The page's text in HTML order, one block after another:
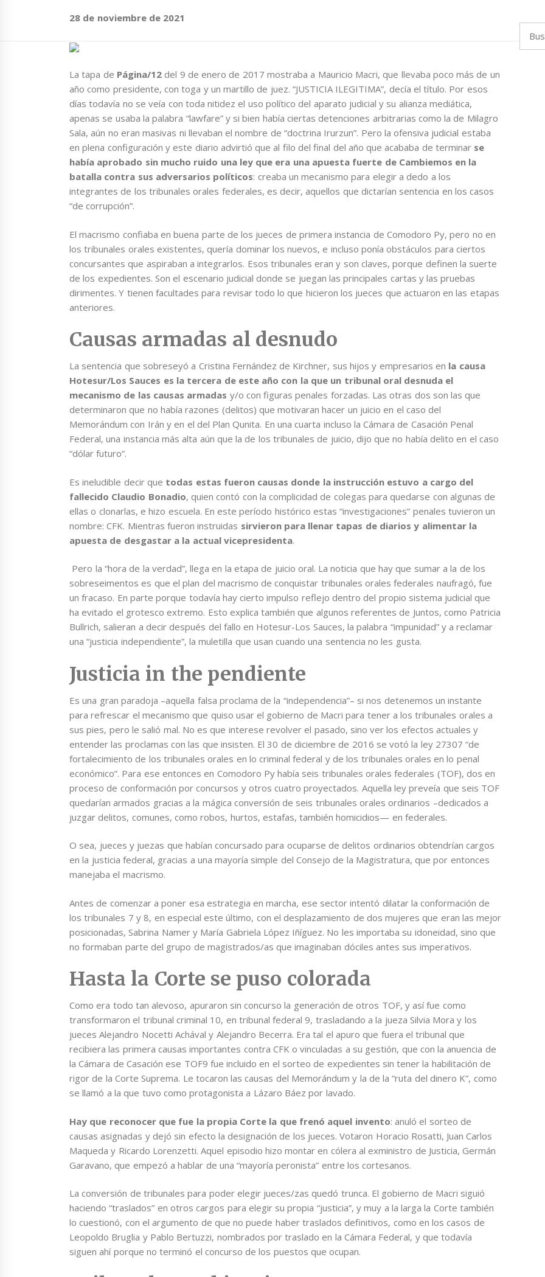
28 de noviembre de 2021
La tapa de Página/12del 9 de enero de 2017 mostraba a Mauricio Macri, que llevaba poco más de un
año como presidente, con toga y un martillo de juez. “JUSTICIA ILEGITIMA”, decía el título. Por esos
días todavía no se veía con toda nitidez el uso político del aparato judicial y su alianza mediática,
apenas se usaba la palabra “lawfare” y si bien había ciertas detenciones arbitrarias como la de Milagro
Sala, aún no eran masivas ni llevaban el nombre de “doctrina Irurzun”. Pero la ofensiva judicial estaba
en plena configuración y este diario advirtió que al filo del final del año que acababa de terminar se
había aprobado sin mucho ruido una ley que era una apuesta fuerte de Cambiemos en la
batalla contra sus adversarios políticos: creaba un mecanismo para elegir a dedo a los
integrantes de los tribunales orales federales, es decir, aquellos que dictarían sentencia en los casos
“de corrupción”.
El macrismo confiaba en buena parte de los jueces de primera instancia de Comodoro Py, pero no en
los tribunales orales existentes, quería dominar los nuevos, e incluso ponía obstáculos para ciertos
concursantes que aspiraban a integrarlos. Esos tribunales eran y son claves, porque definen la suerte
de los expedientes. Son el escenario judicial donde se juegan las principales cartas y las pruebas
dirimentes. Y tienen facultades para revisar todo lo que hicieron los jueces que actuaron en las etapas
anteriores.
Causas armadas al desnudo
La sentencia que sobreseyó a Cristina Fernández de Kirchner, sus hijos y empresarios en la causa
Hotesur/Los Sauces es la tercera de este año con la que un tribunal oral desnuda el
mecanismo de las causas armadas y/o con figuras penales forzadas. Las otras dos son las que
determinaron que no había razones (delitos) que motivaran hacer un juicio en el caso del
Memorándum con Irán y en el del Plan Qunita. En una cuarta incluso la Cámara de Casación Penal
Federal, una instancia más alta aún que la de los tribunales de juicio, dijo que no había delito en el caso
“dólar futuro”.
Es ineludible decir que todas estas fueron causas donde la instrucción estuvo a cargo del
fallecido Claudio Bonadio, quien contó con la complicidad de colegas para quedarse con algunas de
ellas o clonarlas, e hizo escuela. En este período histórico estas “investigaciones” penales tuvieron un
nombre: CFK. Mientras fueron instruidas sirvieron para llenar tapas de diarios y alimentar la
apuesta de desgastar a la actual vicepresidenta.
Pero la “hora de la verdad”, llega en la etapa de juicio oral. La noticia que hay que sumar a la de los
sobreseimentos es que el plan del macrismo de conquistar tribunales orales federales naufragó, fue
un fracaso. En parte porque todavía hay cierto impulso reflejo dentro del propio sistema judicial que
ha evitado el grotesco extremo. Esto explica también que algunos referentes de Juntos, como Patricia
Bullrich, salieran a decir después del fallo en Hotesur-Los Sauces, la palabra “impunidad” y a reclamar
una “justicia independiente”, la muletilla que usan cuando una sentencia no les gusta.
Justicia in the pendiente
Es una gran paradoja –aquella falsa proclama de la “independencia”– si nos detenemos un instante
para refrescar el mecanismo que quiso usar el gobierno de Macri para tener a los tribunales orales a
sus pies, pero le salió mal. No es que interese revolver el pasado, sino ver los efectos actuales y
entender las proclamas con las que insisten. El 30 de diciembre de 2016 se votó la ley 27307 “de
fortalecimiento de los tribunales orales en lo criminal federal y de los tribunales orales en lo penal
económico”. Para ese entonces en Comodoro Py había seis tribunales orales federales (TOF), dos en
proceso de conformación por concursos y otros cuatro proyectados. Aquella ley preveía que seis TOF
quedarían armados gracias a la mágica conversión de seis tribunales orales ordinarios –dedicados a
juzgar delitos, comunes, como robos, hurtos, estafas, también homicidios— en federales.
O sea, jueces y juezas que habían concursado para ocuparse de delitos ordinarios obtendrían cargos
en la justicia federal, gracias a una mayoría simple del Consejo de la Magistratura, que por entonces
manejaba el macrismo.
Antes de comenzar a poner esa estrategia en marcha, ese sector intentó dilatar la conformación de
los tribunales 7 y 8, en especial este último, con el desplazamiento de dos mujeres que eran las mejor
posicionadas, Sabrina Namer y María Gabriela López Iñíguez. No les importaba su idoneidad, sino que
no formaban parte del grupo de magistrados/as que imaginaban dóciles antes sus imperativos.
Hasta la Corte se puso colorada
Como era todo tan alevoso, apuraron sin concurso la generación de otros TOF, y así fue como
transformaron el tribunal criminal 10, en tribunal federal 9, trasladando a la jueza Silvia Mora y los
jueces Alejandro Nocetti Achával y Alejandro Becerra. Era tal el apuro que fuera el tribunal que
recibiera las primera causas importantes contra CFK o vinculadas a su gestión, que con la anuencia de
la Cámara de Casación ese TOF9 fue incluido en el sorteo de expedientes sin tener la habilitación de
rigor de la Corte Suprema. Le tocaron las causas del Memorándum y la de la “ruta del dinero K”, como
se llamó a la que tuvo como protagonista a Lázaro Báez por lavado.
Hay que reconocer que fue la propia Corte la que frenó aquel invento: anuló el sorteo de
causas asignadas y dejó sin efecto la designación de los jueces. Votaron Horacio Rosatti, Juan Carlos
Maqueda y Ricardo Lorenzetti. Aquel episodio hizo montar en cólera al exministro de Justicia, Germán
Garavano, que empezó a hablar de una “mayoría peronista” entre los cortesanos.
La conversión de tribunales para poder elegir jueces/zas quedó trunca. El gobierno de Macri siguió
haciendo “traslados” en otros cargos para elegir su propia “justicia”, y muy a la larga la Corte también
lo cuestionó, con el argumento de que no puede haber traslados definitivos, como en los casos de
Leopoldo Bruglia y Pablo Bertuzzi, nombrados por traslado en la Cámara Federal, y que todavía
siguen ahí porque no terminó el concurso de los puestos que ocupan.